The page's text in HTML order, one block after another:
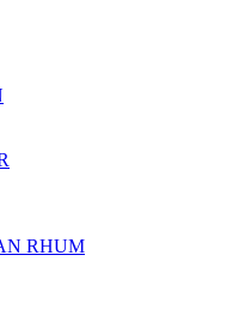
RHUM